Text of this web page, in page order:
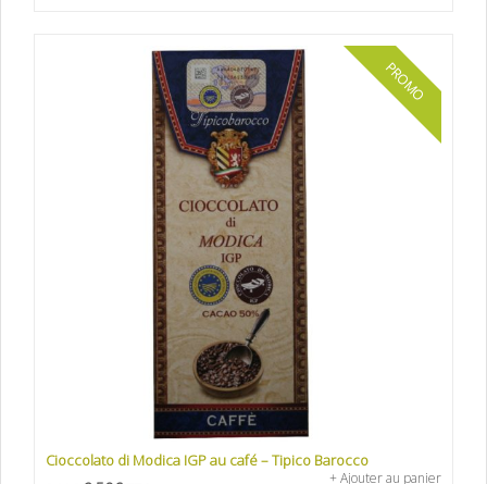
PROMO
Cioccolato di Modica IGP au café – Tipico Barocco
+ Ajouter au panier